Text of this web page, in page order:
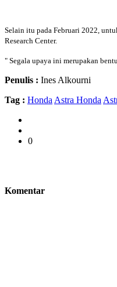
Selain itu pada Februari 2022,
Research Center.
" Segala upaya ini merupakan
Penulis : Ines Alkourni
Tag : Honda Astra Honda
0
Komentar